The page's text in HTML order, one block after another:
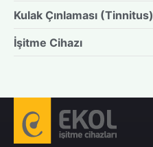
Kulak Çınlaması (Tinnitus)
İşitme Cihazı